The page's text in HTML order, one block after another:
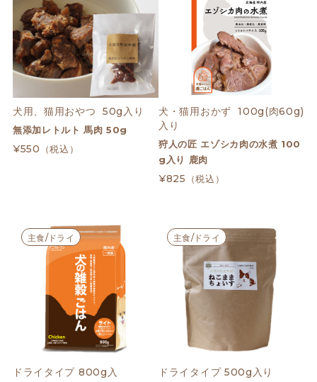
犬用、猫用おやつ  50g入り
無添加レトルト 馬肉 50g
¥550 （税込）
犬・猫用おかず  100g(肉60g)
入り
狩人の匠 エゾシカ肉の水煮 100
g入り 鹿肉
¥825 （税込）
主食/ドライ
ドライタイプ 800g入
主食/ドライ
ドライタイプ 500g入り